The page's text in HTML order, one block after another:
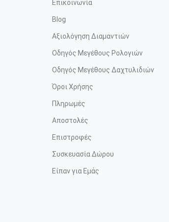
Επικοινωνία
Blog
Αξιολόγηση Διαμαντιών
Οδηγός Μεγέθους Ρολογιών
Οδηγός Μεγέθους Δαχτυλιδιών
Όροι Χρήσης
Πληρωμές
Αποστολές
Επιστροφές
Συσκευασία Δώρου
Είπαν για Εμάς